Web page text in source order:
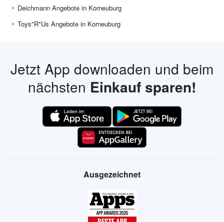
Deichmann Angebote in Korneuburg
Toys"R"Us Angebote in Korneuburg
Jetzt App downloaden und beim
nächsten Einkauf sparen!
Ausgezeichnet